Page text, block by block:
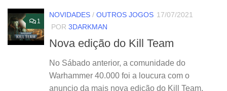
1
NOVIDADES / OUTROS JOGOS 17/07/2021
POR 3DARKMAN
Nova edição do Kill Team
No Sábado anterior, a comunidade do
Warhammer 40.000 foi a loucura com o
anuncio da mais nova edição do Kill Team,